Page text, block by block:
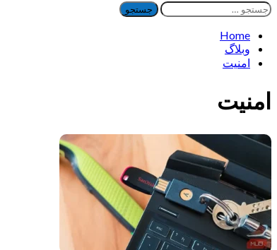
جستجو
برای:
Home
وبلاگ
امنیت
امنیت